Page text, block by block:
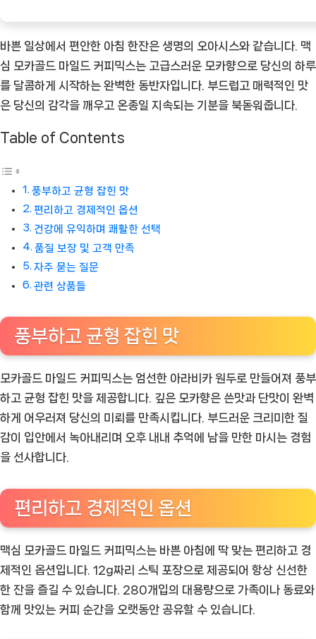
ㅣ
추
천
상
바쁜 일상에서 편안한 아침 한잔은 생명의 오아시스와 같습니다. 맥
심 모카골드 마일드 커피믹스는 고급스러운 모카향으로 당신의 하루
를 달콤하게 시작하는 완벽한 동반자입니다. 부드럽고 매력적인 맛
은 당신의 감각을 깨우고 온종일 지속되는 기분을 북돋워줍니다.
Table of Contents
풍부하고 균형 잡힌 맛
편리하고 경제적인 옵션
건강에 유익하며 쾌활한 선택
품질 보장 및 고객 만족
자주 묻는 질문
관련 상품들
풍부하고 균형 잡힌 맛
모카골드 마일드 커피믹스는 엄선한 아라비카 원두로 만들어져 풍부
하고 균형 잡힌 맛을 제공합니다. 깊은 모카향은 쓴맛과 단맛이 완벽
하게 어우러져 당신의 미뢰를 만족시킵니다. 부드러운 크리미한 질
감이 입안에서 녹아내리며 오후 내내 추억에 남을 만한 마시는 경험
을 선사합니다.
편리하고 경제적인 옵션
맥심 모카골드 마일드 커피믹스는 바쁜 아침에 딱 맞는 편리하고 경
제적인 옵션입니다. 12g짜리 스틱 포장으로 제공되어 항상 신선한
한 잔을 즐길 수 있습니다. 280개입의 대용량으로 가족이나 동료와
함께 맛있는 커피 순간을 오랫동안 공유할 수 있습니다.